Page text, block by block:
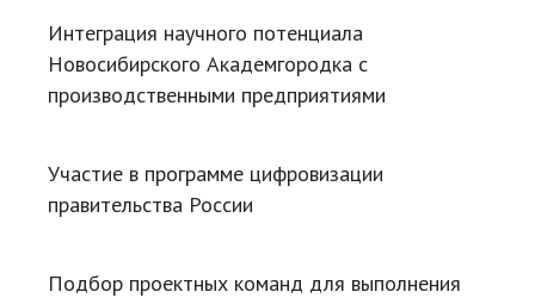
Интеграция научного потенциала
Новосибирского Академгородка с
производственными предприятиями
Участие в программе цифровизации
правительства России
Подбор проектных команд для выполнения